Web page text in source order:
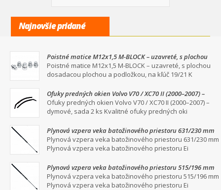
Najnovšie pridané
Poistné matice M12x1,5 M-BLOCK – uzavreté, s plochou
dosadacou plochou a podložkou, na kľúč 19/21
Poistné matice M12x1,5 M-BLOCK – uzavreté, s plochou
dosadacou plochou a podložkou, na kľúč 19/21 K
Ofuky predných okien Volvo V70 / XC70 II (2000–2007) –
dymové, sada 2 ks
Ofuky predných okien Volvo V70 / XC70 II (2000–2007) –
dymové, sada 2 ks Kvalitné ofuky predných oki
Plynová vzpera veka batožinového priestoru 631/230 mm
Plynová vzpera veka batožinového priestoru 631/230 mm
Plynová vzpera veka batožinového priestoru Ei
Plynová vzpera veka batožinového priestoru 515/196 mm
Plynová vzpera veka batožinového priestoru 515/196 mm
Plynová vzpera veka batožinového priestoru Ei